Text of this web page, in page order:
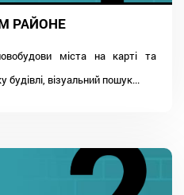
РАЙОНЕ
міста на карті та
будівлі, візуальний пошук...